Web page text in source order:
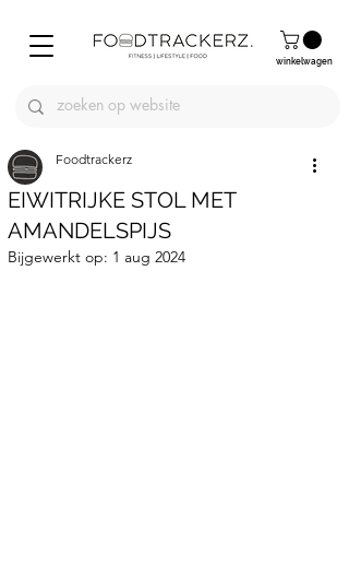
winkelwagen
EIWITRIJKE STOL MET
AMANDELSPIJS
Foodtrackerz
Bijgewerkt op: 1 aug 2024